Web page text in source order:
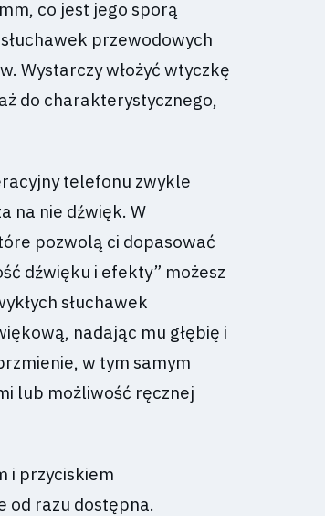
co jest jego sporą
przewodowych
Wystarczy włożyć wtyczkę
do charakterystycznego,
telefonu zwykle
na nie dźwięk. W
pozwolą ci dopasować
dźwięku i efekty” możesz
słuchawek
nadając mu głębię i
w tym samym
lub możliwość ręcznej
i przyciskiem
od razu dostępna.